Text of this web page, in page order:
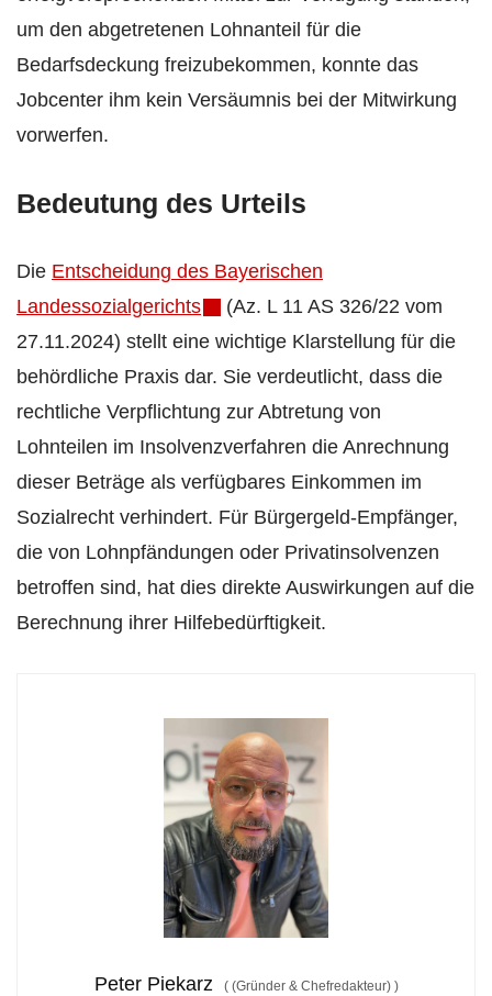
um den abgetretenen Lohnanteil für die
Bedarfsdeckung freizubekommen, konnte das
Jobcenter ihm kein Versäumnis bei der Mitwirkung
vorwerfen.
Bedeutung des Urteils
Die Entscheidung des Bayerischen
Landessozialgerichts
(Az. L 11 AS 326/22 vom
27.11.2024) stellt eine wichtige Klarstellung für die
behördliche Praxis dar. Sie verdeutlicht, dass die
rechtliche Verpflichtung zur Abtretung von
Lohnteilen im Insolvenzverfahren die Anrechnung
dieser Beträge als verfügbares Einkommen im
Sozialrecht verhindert. Für Bürgergeld-Empfänger,
die von Lohnpfändungen oder Privatinsolvenzen
betroffen sind, hat dies direkte Auswirkungen auf die
Berechnung ihrer Hilfebedürftigkeit.
Peter Piekarz ((Gründer & Chefredakteur) )